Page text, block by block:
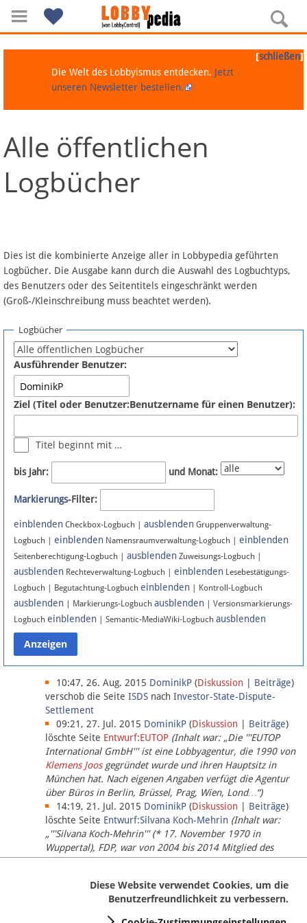
Navigation
Über Lobbypedia
Artikel nach Kategorien
FAQ
Fördermitglied werden
Fehler melden
Newsletter
Bluesky
Facebook
Instagram
Anmelden
Datenschutz
Über Lobbypedia
Impressum
[schließen]
Die Welt des Lobbyismus entdecken. Jetzt
unseren Newsletter bestellen.
Alle öffentlichen
Logbücher
Dies ist die kombinierte Anzeige aller in Lobbypedia geführten
Logbücher. Die Ausgabe kann durch die Auswahl des Logbuchtyps,
des Benutzers oder des Seitentitels eingeschränkt werden
(Groß-/Kleinschreibung muss beachtet werden).
Logbücher
Ausführender Benutzer:
Ziel (Titel oder Benutzer:Benutzername für einen Benutzer):
Titel beginnt mit …
bis Jahr: und Monat:
Markierungs-Filter:
einblenden Checkbox-Logbuch | ausblenden Gruppenverwaltung-
Logbuch | einblenden Namensraumverwaltung-Logbuch | einblenden
Seitenberechtigung-Logbuch | ausblenden Zuweisungs-Logbuch |
ausblenden Rechteverwaltung-Logbuch | einblenden Lesebestätigungs-
Logbuch | Begutachtung-Logbuch einblenden | Kontroll-Logbuch
ausblenden | Markierungs-Logbuch ausblenden | Versionsmarkierungs-
Logbuch einblenden | Semantic-MediaWiki-Logbuch ausblenden
10:47, 26. Aug. 2015 DominikP (Diskussion Beiträge)
verschob die Seite ISDS nach Investor-State-Dispute-
Settlement
09:21, 27. Jul. 2015 DominikP (Diskussion Beiträge)
löschte Seite Entwurf:EUTOP (Inhalt war: „Die '''EUTOP
International GmbH''' ist eine Lobbyagentur, die 1990 von
Klemens Joosgegründet wurde und ihren Hauptsitz in
München hat. Nach eigenen Angaben verfügt die Agentur
über Büros in Berlin, Brüssel, Prag, Wien, Lond…“)
14:19, 21. Jul. 2015 DominikP (Diskussion Beiträge)
löschte Seite Entwurf:Silvana Koch-Mehrin (Inhalt war:
„'''Silvana Koch-Mehrin''' (* 17. November 1970 in
Wuppertal), FDP, war von 2004 bis 2014 Mitglied des
Europäischen Parlaments, seit November 2014 ist sie für
Diese Website verwendet Cookies, um die
Benutzerfreundlichkeit zu verbessern.